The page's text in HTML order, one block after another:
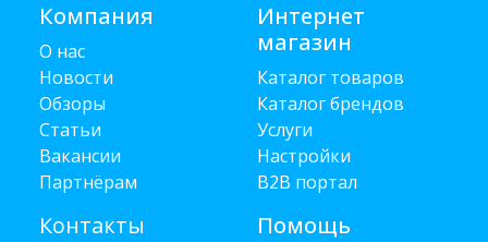
Компания
О нас
Новости
Обзоры
Статьи
Вакансии
Партнёрам
Контакты
Интернет
магазин
Каталог товаров
Каталог брендов
Услуги
Настройки
B2B портал
Помощь